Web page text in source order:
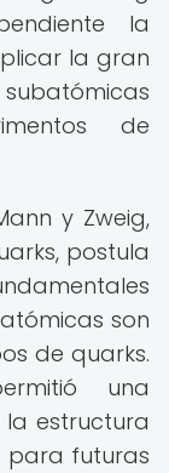
la
la gran
de
y Zweig,
postula
son
de quarks.
una
estructura
para futuras